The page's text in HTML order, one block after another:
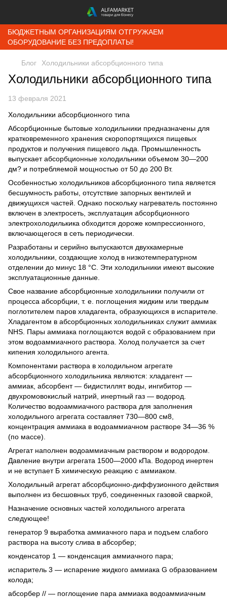
БЮДЖЕТНЫМ ОРГАНИЗАЦИЯМ ОТГРУЖАЕМ
ОБОРУДОВАНИЕ БЕЗ ПРЕДОПЛАТЫ!
Блог Холодильники абсорбционного типа
Холодильники абсорбционного типа
13 февраля 2021
Холодильники абсорбционного типа
Абсорбционные бытовые холодильники предназначены для
кратковременного хранения скоропортящихся пищевых
продуктов и получения пищевого льда. Промышленность
выпускает абсорбционные холодильники объемом 30—200
дм? и потребляемой мощностью от 50 до 200 Вт.
Особенностью холодильников абсорбционного типа является
бесшумность работы, отсутствие запорных вентилей и
движущихся частей. Однако поскольку нагреватель постоянно
включен в электросеть, эксплуатация абсорбционного
электрохолодилькика обходится дороже компрессионного,
включающегося в сеть периодически.
Разработаны и серийно выпускаются двухкамерные
холодильники, создающие холод в низкотемпературном
отделении до минус 18 °С. Эти холодильники имеют высокие
эксплуатационные данные.
Свое название абсорбционные холодильники получили от
процесса абсорбции, т. е. поглощения жидким или твердым
поглотителем паров хладагента, образующихся в испарителе.
Хладагентом в абсорбционных холодильниках служит аммиак
NHS. Пары аммиака поглощаются водой с образованием при
этом водоаммиачного раствора. Холод получается за счет
кипения холодильного агента.
Компонентами раствора в холодильном агрегате
абсорбционного холодильника являются: хладагент —
аммиак, абсорбент — бидистиллят воды, ингибитор —
двухромовокислый натрий, инертный газ — водород.
Количество водоаммиачного раствора для заполнения
холодильного агрегата составляет 730—800 см8,
концентрация аммиака в водоаммиачном растворе 34—36 %
(по массе).
Агрегат наполнен водоаммиачным раствором и водородом.
Давление внутри агрегата 1500—2000 кПа. Водород инертен
и не вступает Б химическую реакцию с аммиаком.
Холодильный агрегат абсорбционно-диффузионного действия
выполнен из бесшовных труб, соединенных газовой сваркой,
Назначение основных частей холодильного агрегата
следующее!
генератор 9 выработка аммиачного пара и подъем слабого
раствора на высоту слива в абсорбер;
конденсатор 1 — конденсация аммиачного пара;
испаритель 3 — испарение жидкого аммиака G образованием
колода;
абсорбер // — поглощение пара аммиака водоаммиачным